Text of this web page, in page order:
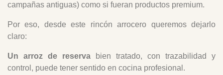
campañas antiguas) como si fueran productos premium.
Por eso, desde este rincón arrocero queremos dejarlo
claro:
Un arroz de reserva bien tratado, con trazabilidad y
control, puede tener sentido en cocina profesional.